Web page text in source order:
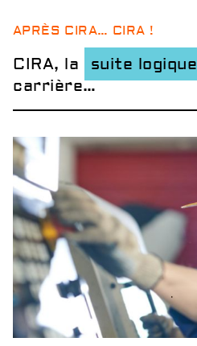
APRÈS CIRA… CIRA !
CIRA, la suite logique
carrière…